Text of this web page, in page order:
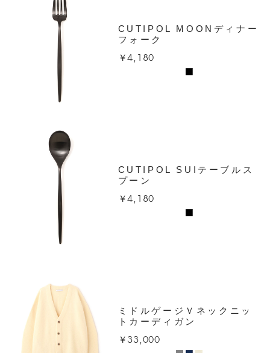
CUTIPOL MOONディナー
フォーク
￥4,180
CUTIPOL SUIテーブルス
プーン
￥4,180
ミドルゲージＶネックニッ
トカーディガン
￥33,000